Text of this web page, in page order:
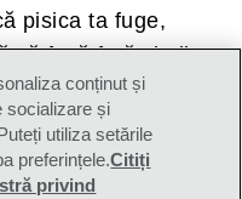
pisica ta fuge,
să facă față vieții
îți va fi mult
după o astfel
interior care ar
conținut și
socializare și
utiliza setările
preferințele.Citiți
privind